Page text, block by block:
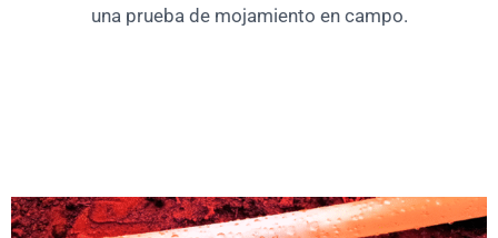
una prueba de mojamiento en campo.